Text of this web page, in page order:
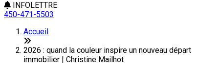
INFOLETTRE
450-471-5503
Accueil
2026 : quand la couleur inspire un nouveau départ
immobilier | Christine Mailhot